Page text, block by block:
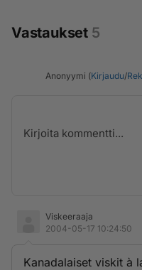
Vastaukset 5
Anonyymi (Kirjaudu/
Viskeeraaja
2004-05-17 10:24:50
Kanadalaiset viskit à